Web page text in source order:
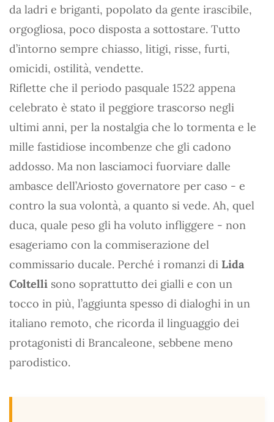
da ladri e briganti, popolato da gente irascibile,
orgogliosa, poco disposta a sottostare. Tutto
d’intorno sempre chiasso, litigi, risse, furti,
omicidi, ostilità, vendette.
Riflette che il periodo pasquale 1522 appena
celebrato è stato il peggiore trascorso negli
ultimi anni, per la nostalgia che lo tormenta e le
mille fastidiose incombenze che gli cadono
addosso. Ma non lasciamoci fuorviare dalle
ambasce dell’Ariosto governatore per caso - e
contro la sua volontà, a quanto si vede. Ah, quel
duca, quale peso gli ha voluto infliggere - non
esageriamo con la commiserazione del
commissario ducale. Perché i romanzi di Lida
Coltelli sono soprattutto dei gialli e con un
tocco in più, l’aggiunta spesso di dialoghi in un
italiano remoto, che ricorda il linguaggio dei
protagonisti di Brancaleone, sebbene meno
parodistico.